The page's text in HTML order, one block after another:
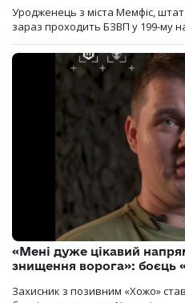
Уродженець з міста Мемфіс, штат
зараз проходить БЗВП у 199-му
«Мені дуже цікавий
знищення ворога»: боєць
Захисник з позивним «Хожо»